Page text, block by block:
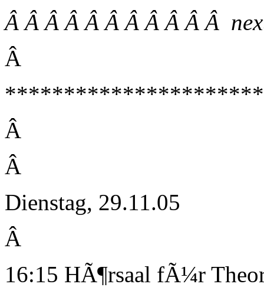
Â Â Â Â Â Â Â Â Â Â Â
Â
Â
Â
Dienstag, 29.11.05
Â
16:15 HÃ¶rsaal fÃ¼r